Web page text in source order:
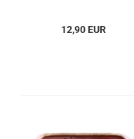
12,90 EUR